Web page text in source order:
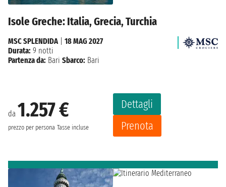
Isole Greche: Italia, Grecia, Turchia
da 1.257 €
prezzo per persona Tasse incluse
Dettagli
Prenota
MSC SPLENDIDA
18 MAG 2027
Durata: 9 notti
Partenza da: Bari Sbarco: Bari